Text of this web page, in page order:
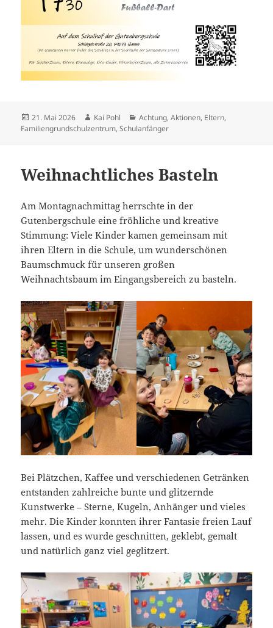
Veröffentlicht
am
21. Mai 2026 Autor
Kai Pohl Kategorien
Achtung,Aktionen, Eltern,
Familiengrundschulzentrum,Schulanfänger
Weihnachtliches Basteln
Am Montagnachmittag herrschte in der
Gutenbergschule eine fröhliche und kreative
Stimmung: Viele Kinder kamen gemeinsam mit
ihren Eltern in die Schule, um wunderschönen
Baumschmuck für unseren großen
Weihnachtsbaum im Eingangsbereich zu basteln.
Bei Plätzchen, Kaffee und verschiedenen Getränken
entstanden zahlreiche bunte und glitzernde
Kunstwerke – Sterne, Kugeln, Anhänger und vieles
mehr. Die Kinder konnten ihrer Fantasie freien Lauf
lassen, und es wurde geschnitten, geklebt, gemalt
und natürlich ganz viel geglitzert.